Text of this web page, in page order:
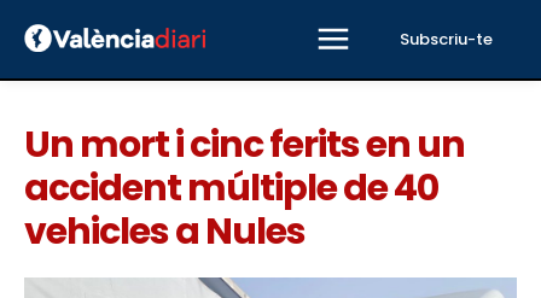
Subscriu-te
Un mort i cinc ferits en un
accident múltiple de 40
vehicles a Nules